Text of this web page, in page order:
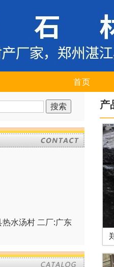
首页
水汤村 二厂:广东
产